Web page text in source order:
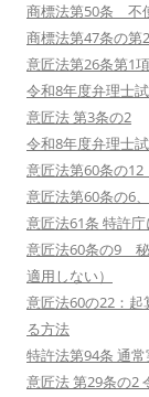
商標法第50条 不
商標法第47条の
意匠法第26条第1
令和8年度弁理
意匠法 第3条の2
令和8年度弁理士
意匠法第60条の
意匠法第60条の6
意匠法61条 特許
意匠法60条の9 秘
適用しない）
意匠法60の22：
る方法
特許法第94条 通
意匠法 第29条の2